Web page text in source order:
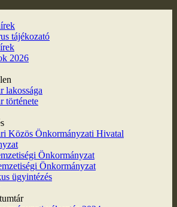
tájékozató
2026
lakossága
története
Közös Önkormányzati Hivatal
Önkormányzat
Önkormányzat
ügyintézés